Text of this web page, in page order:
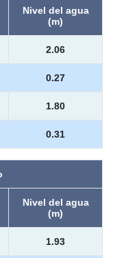
Nivel del agua
(m)
2.06
0.27
1.80
0.31
Nivel del agua
(m)
1.93